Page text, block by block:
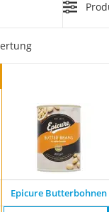
Epicure Butterbohnen